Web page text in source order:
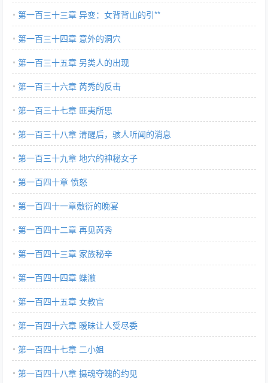
第一百三十三章 异变：女背背山的引**
第一百三十四章 意外的洞穴
第一百三十五章 另类人的出现
第一百三十六章 芮秀的反击
第一百三十七章 匪夷所思
第一百三十八章 清醒后，骇人听闻的消息
第一百三十九章 地穴的神秘女子
第一百四十章 愤怒
第一百四十一章敷衍的晚宴
第一百四十二章 再见芮秀
第一百四十三章 家族秘辛
第一百四十四章 蝶澈
第一百四十五章 女教官
第一百四十六章 暧昧让人受尽委
第一百四十七章 二小姐
第一百四十八章 摄魂夺魄的约见